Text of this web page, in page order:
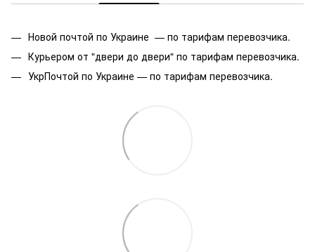
Новой почтой по Украине — по тарифам перевозчика.
Курьером от "двери до двери" по тарифам перевозчика.
УкрПочтой по Украине — по тарифам перевозчика.